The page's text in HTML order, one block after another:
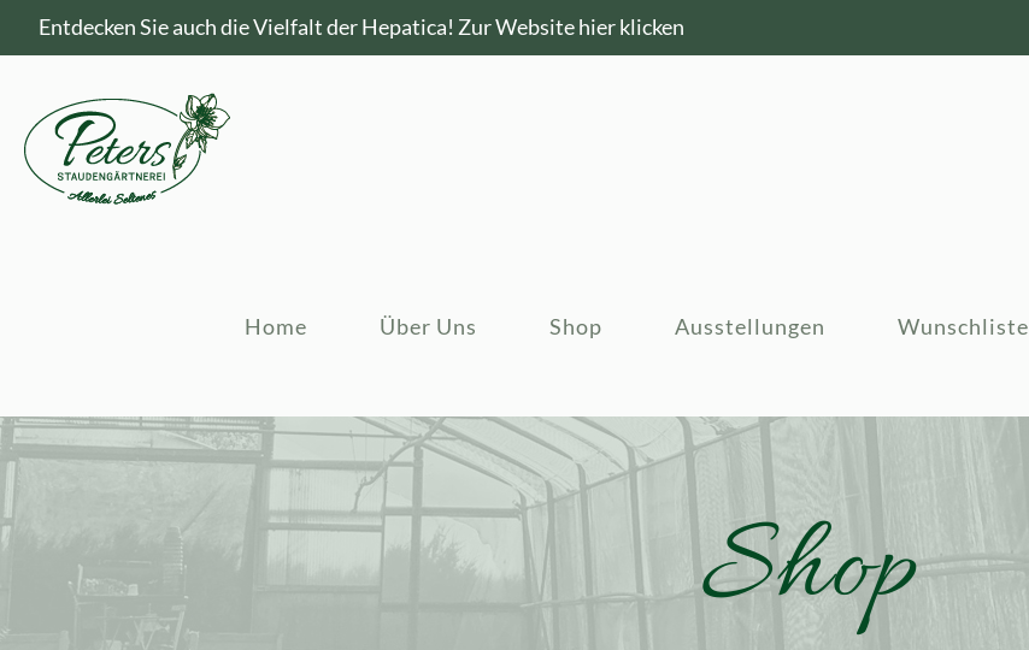
Entdecken Sie auch die Vielfalt der Hepatica! Zur Website hier klicken
Home Über Uns Shop Ausstellungen Wunschliste
Shop